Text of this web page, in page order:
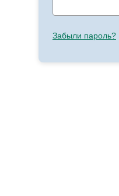
Забыли пароль?